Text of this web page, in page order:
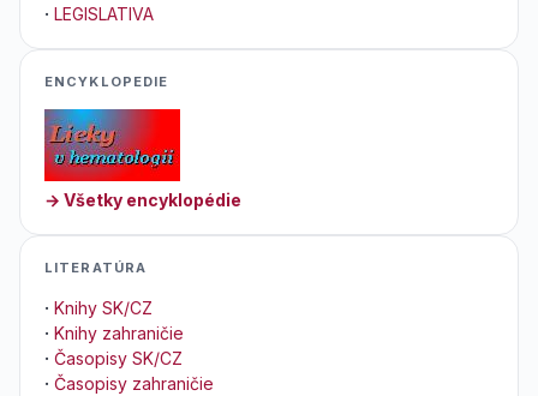
· LEGISLATIVA
ENCYKLOPEDIE
→ Všetky encyklopédie
LITERATÚRA
· Knihy SK/CZ
· Knihy zahraničie
· Časopisy SK/CZ
· Časopisy zahraničie